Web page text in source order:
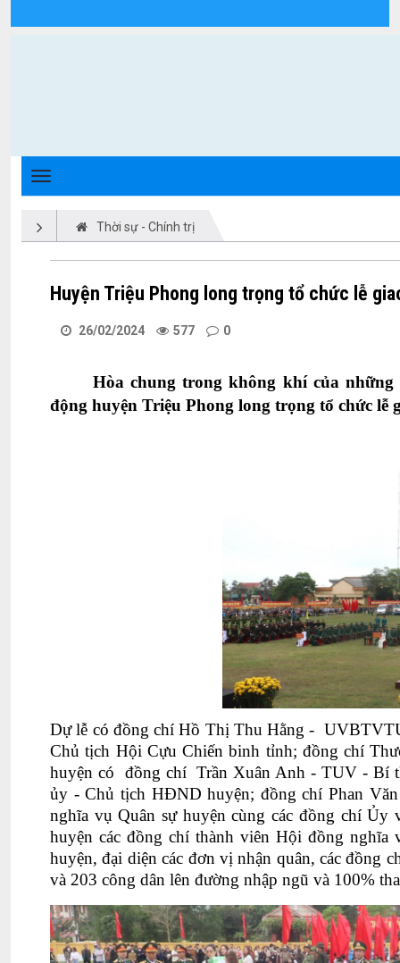
Thời sự - Chính trị
Huyện Triệu Phong long trọng tổ chức lễ
26/02/2024 577 0
Hòa chung trong không khí của
động huyện Triệu Phong long trọng tổ chức lễ
Dự lễ có đồng chí Hồ Thị Thu Hằng -
Chủ tịch Hội Cựu Chiến binh tỉnh; đồng chí
huyện có đồng chí Trần Xuân Anh - TUV - Bí
ủy - Chủ tịch HĐND huyện; đồng chí Phan
nghĩa vụ Quân sự huyện cùng các đồng chí
huyện các đồng chí thành viên Hội đồng
huyện, đại diện các đơn vị nhận quân, các đồng
và 203 công dân lên đường nhập ngũ và 100%